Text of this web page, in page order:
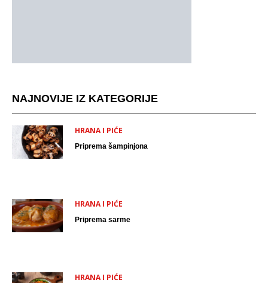
NAJNOVIJE IZ KATEGORIJE
HRANA I PIĆE
Priprema šampinjona
HRANA I PIĆE
Priprema sarme
HRANA I PIĆE